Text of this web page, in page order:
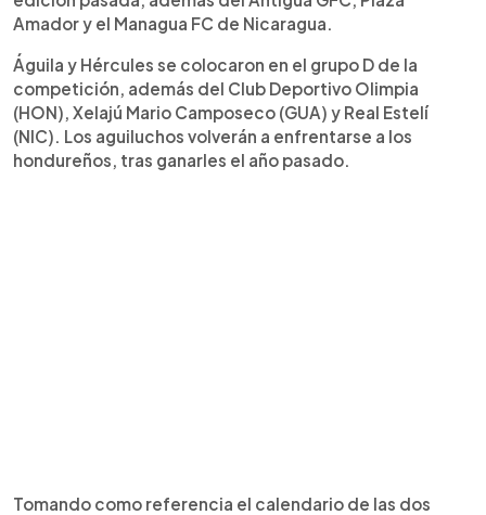
Amador y el Managua FC de Nicaragua.
Águila y Hércules se colocaron en el grupo D de la
competición, además del Club Deportivo Olimpia
(HON), Xelajú Mario Camposeco (GUA) y Real Estelí
(NIC). Los aguiluchos volverán a enfrentarse a los
hondureños, tras ganarles el año pasado.
Tomando como referencia el calendario de las dos